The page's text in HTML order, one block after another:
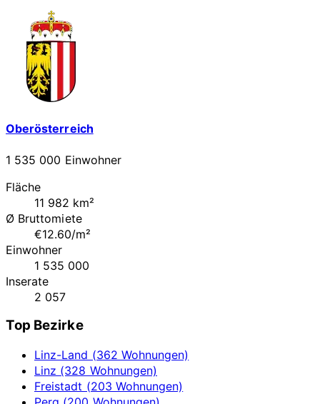
Oberösterreich
1 535 000 Einwohner
Fläche
11 982 km²
Ø Bruttomiete
€12.60/m²
Einwohner
1 535 000
Inserate
2 057
Top Bezirke
Linz-Land (362 Wohnungen)
Linz (328 Wohnungen)
Freistadt (203 Wohnungen)